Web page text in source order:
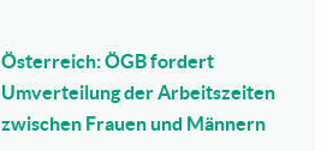
Österreich: ÖGB fordert
Umverteilung der Arbeitszeiten
zwischen Frauen und Männern